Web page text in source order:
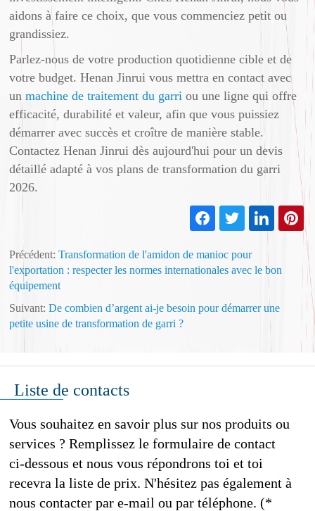
aidons à faire ce choix, que vous commenciez petit ou
grandissiez.
Parlez-nous de votre production quotidienne cible et de
votre budget. Henan Jinrui vous mettra en contact avec
unmachine de traitement du garri ou une ligne qui offre
efficacité, durabilité et valeur, afin que vous puissiez
démarrer avec succès et croître de manière stable.
Contactez Henan Jinrui dès aujourd'hui pour un devis
détaillé adapté à vos plans de transformation du garri
2026.
Précédent:Transformation de l'amidon de manioc pour
l'exportation : respecter les normes internationales avec le bon
équipement
Suivant:De combien d’argent ai-je besoin pour démarrer une
petite usine de transformation de garri ?
Liste de contacts
Vous souhaitez en savoir plus sur nos produits ou
services ? Remplissez le formulaire de contact
ci-dessous et nous vous répondrons toi et toi
recevra la liste de prix. N'hésitez pas également à
nous contacter par e-mail ou par téléphone. (*